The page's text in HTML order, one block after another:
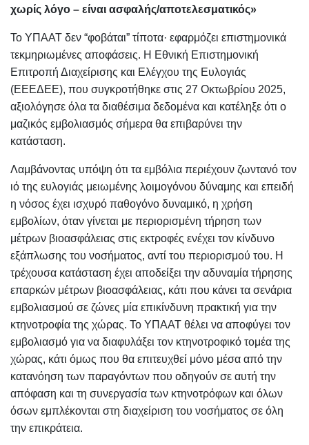
χωρίς λόγο – είναι ασφαλής/αποτελεσματικός»
Το ΥΠΑΑΤ δεν “φοβάται” τίποτα· εφαρμόζει επιστημονικά
τεκμηριωμένες αποφάσεις. Η Εθνική Επιστημονική
Επιτροπή Διαχείρισης και Ελέγχου της Ευλογιάς
(ΕΕΕΔΕΕ), που συγκροτήθηκε στις 27 Οκτωβρίου 2025,
αξιολόγησε όλα τα διαθέσιμα δεδομένα και κατέληξε ότι ο
μαζικός εμβολιασμός σήμερα θα επιβαρύνει την
κατάσταση.
Λαμβάνοντας υπόψη ότι τα εμβόλια περιέχουν ζωντανό τον
ιό της ευλογιάς μειωμένης λοιμογόνου δύναμης και επειδή
η νόσος έχει ισχυρό παθογόνο δυναμικό, η χρήση
εμβολίων, όταν γίνεται με περιορισμένη τήρηση των
μέτρων βιοασφάλειας στις εκτροφές ενέχει τον κίνδυνο
εξάπλωσης του νοσήματος, αντί του περιορισμού του. Η
τρέχουσα κατάσταση έχει αποδείξει την αδυναμία τήρησης
επαρκών μέτρων βιοασφάλειας, κάτι που κάνει τα σενάρια
εμβολιασμού σε ζώνες μία επικίνδυνη πρακτική για την
κτηνοτροφία της χώρας. Το ΥΠΑΑΤ θέλει να αποφύγει τον
εμβολιασμό για να διαφυλάξει τον κτηνοτροφικό τομέα της
χώρας, κάτι όμως που θα επιτευχθεί μόνο μέσα από την
κατανόηση των παραγόντων που οδηγούν σε αυτή την
απόφαση και τη συνεργασία των κτηνοτρόφων και όλων
όσων εμπλέκονται στη διαχείριση του νοσήματος σε όλη
την επικράτεια.